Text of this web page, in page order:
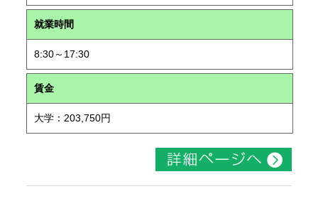
就業時間
8:30～17:30
賃金
大学：203,750円